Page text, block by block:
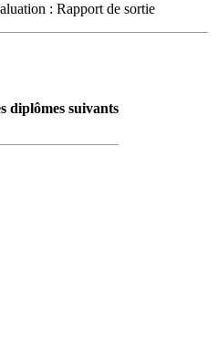
: Rapport de sortie
diplômes suivants